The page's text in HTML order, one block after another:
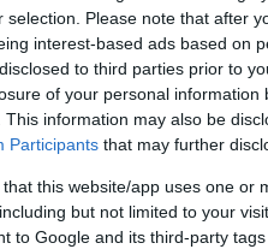
selection. Please note that after
interest-based ads based on
to third parties prior to
of your personal information
This information may also be
Participants that may further
that this website/app uses one or
but not limited to your
to Google and its third-party
az
York Kávéház
A Mindenütt nő!
művészeti estet is
Budapesten: a New
tehetséges
beszélgetést és